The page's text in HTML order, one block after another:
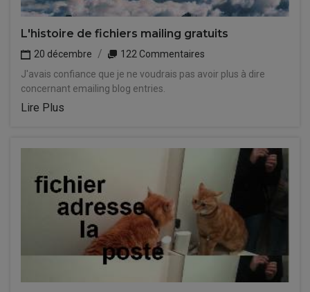
L'histoire de fichiers mailing gratuits
20 décembre
122 Commentaires
J'avais confiance que je ne voudrais pas avoir plus à dire
concernant emailing blog entries.
Lire Plus